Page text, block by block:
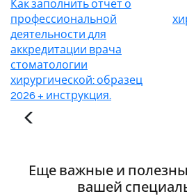
Как заполнить отчет о
профессиональной
деятельности для
аккредитации врача
стоматологии
хирургической: образец
2026 + инструкция.
Еще важные и
вашей